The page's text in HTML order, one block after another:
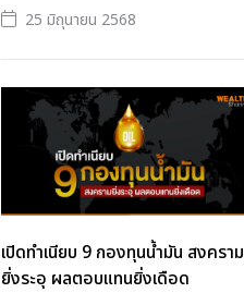
25 มิถุนายน 2568
เปิดทำเนียบ 9 กองทุนน้ำมัน สงคราม
ยิ่งระอุ ผลตอบแทนยิ่งเดือด